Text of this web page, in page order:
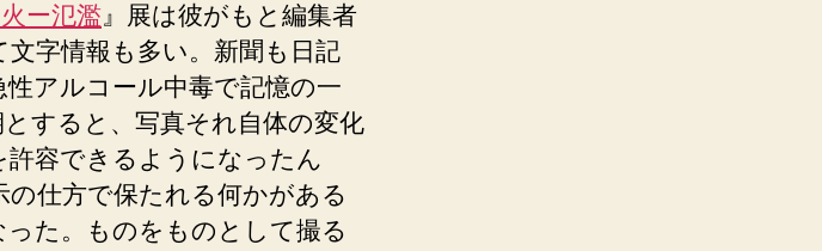
ー氾濫 』展は彼がもと編集者
字情報も多い。新聞も日記
アルコール中毒で記憶の一
すると、写真それ自体の変化
容できるようになったん
仕方で保たれる何かがある
た。ものをものとして撮る